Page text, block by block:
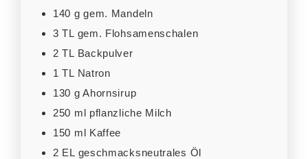
140 g gem. Mandeln
3 TL gem. Flohsamenschalen
2 TL Backpulver
1 TL Natron
130 g Ahornsirup
250 ml pflanzliche Milch
150 ml Kaffee
2 EL geschmacksneutrales Öl